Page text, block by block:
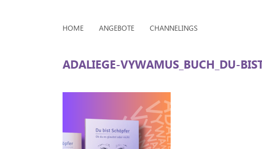
HOME ANGEBOTE CHANNELINGS
ADALIEGE-VYWAMUS_BUCH_DU-